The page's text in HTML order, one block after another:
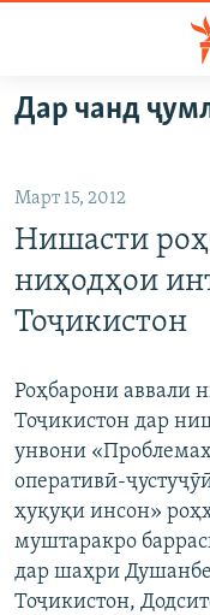
Ҷаҳиш
ба
аслӣ
Ҷаҳиш
ба
феҳристи
аслӣ
Ҷаҳиш
ҷустор
ГӮШАҲО
ФАРҲАНГ
МЕҲМОНИ ОЗОДӢ
ВАРЗИШ
РӮЗГОРИ МУҲОҶИР
САЛОМ, ХОҲАР
ТАҲҚИҚОТ
НАЗАРИ МАРДУМ
БЛОГИСТОН
ОЗОДӢ ОНЛАЙН
ЧАНДРАСОНАӢ
ВИДЕО
НИГОРИСТОН
ГУЗОРИШҲОИ РАДИОӢ
РӮЙХАТҲО
КИТОБҲОИ ОЗОДӢ
Русский
Дар чанд
Март 15, 2012
Нишасти
ниҳодҳои
Тоҷикистон
Роҳбарони аввали
Тоҷикистон дар
унвони
оперативӣ-
ҳуқуқи инсон»
муштаракро
дар шаҳри
Тоҷикистон,